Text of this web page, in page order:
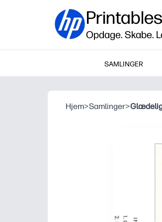
Printables
Opdage. Skabe.
SAMLINGER
Hjem>Samlinger>